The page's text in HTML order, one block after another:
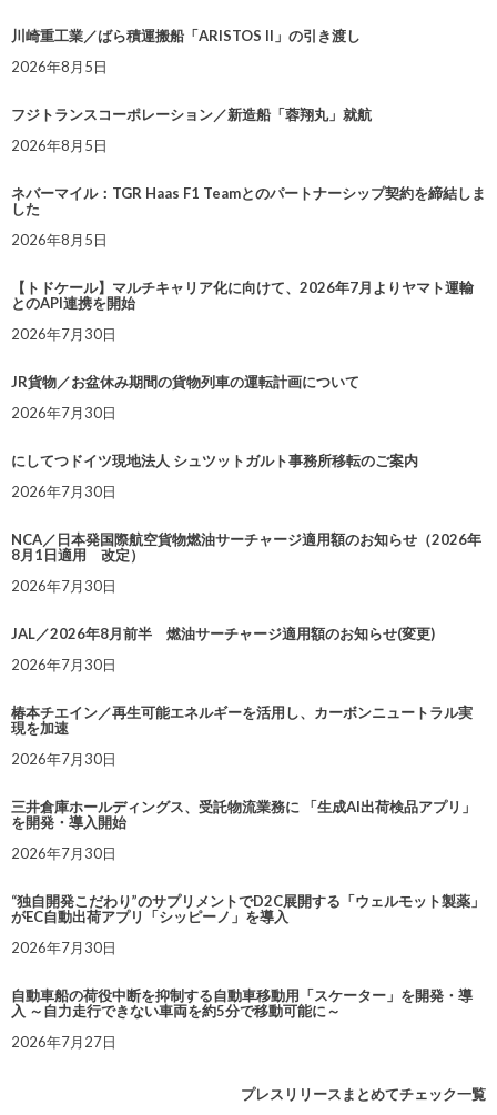
川崎重工業／ばら積運搬船「ARISTOS II」の引き渡し
2026年8月5日
フジトランスコーポレーション／新造船「蓉翔丸」就航
2026年8月5日
ネバーマイル：TGR Haas F1 Teamとのパートナーシップ契約を締結しま
した
2026年8月5日
【トドケール】マルチキャリア化に向けて、2026年7月よりヤマト運輸
とのAPI連携を開始
2026年7月30日
JR貨物／お盆休み期間の貨物列車の運転計画について
2026年7月30日
にしてつドイツ現地法人 シュツットガルト事務所移転のご案内
2026年7月30日
NCA／日本発国際航空貨物燃油サーチャージ適用額のお知らせ（2026年
8月1日適用 改定）
2026年7月30日
JAL／2026年8月前半 燃油サーチャージ適用額のお知らせ(変更)
2026年7月30日
椿本チエイン／再生可能エネルギーを活用し、カーボンニュートラル実
現を加速
2026年7月30日
三井倉庫ホールディングス、受託物流業務に 「生成AI出荷検品アプリ」
を開発・導入開始
2026年7月30日
“独自開発こだわり”のサプリメントでD2C展開する「ウェルモット製薬」
がEC自動出荷アプリ「シッピーノ」を導入
2026年7月30日
自動車船の荷役中断を抑制する自動車移動用「スケーター」を開発・導
入 ～自力走行できない車両を約5分で移動可能に～
2026年7月27日
プレスリリースまとめてチェック一覧